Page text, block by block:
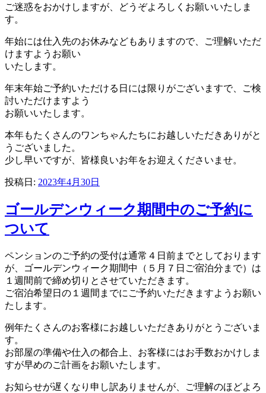
ご迷惑をおかけしますが、どうぞよろしくお願いいたしま
す。
年始には仕入先のお休みなどもありますので、ご理解いただ
けますようお願い
いたします。
年末年始ご予約いただける日には限りがございますで、ご検
討いただけますよう
お願いいたします。
本年もたくさんのワンちゃんたちにお越しいただきありがと
うございました。
少し早いですが、皆様良いお年をお迎えくださいませ。
投稿日: 2023年4月30日
ゴールデンウィーク期間中のご予約に
ついて
ペンションのご予約の受付は通常４日前までとしております
が、ゴールデンウィーク期間中（５月７日ご宿泊分まで）は
１週間前で締め切りとさせていただきます。
ご宿泊希望日の１週間までにご予約いただきますようお願い
たします。
例年たくさんのお客様にお越しいただきありがとうございま
す。
お部屋の準備や仕入の都合上、お客様にはお手数おかけしま
すが早めのご計画をお願いたします。
お知らせが遅くなり申し訳ありませんが、ご理解のほどよろ